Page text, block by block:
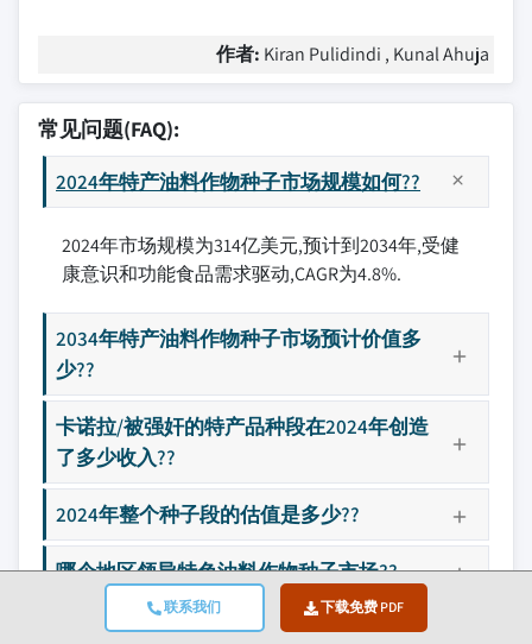
联系我们 下载免费 PDF
作者: Kiran Pulidindi , Kunal Ahuja
常见问题(FAQ):
2024年特产油料作物种子市场规模如何??
2024年市场规模为314亿美元,预计到2034年,受健
康意识和功能食品需求驱动,CAGR为4.8%.
2034年特产油料作物种子市场预计价值多
少??
卡诺拉/被强奸的特产品种段在2024年创造
了多少收入??
2024年整个种子段的估值是多少??
哪个地区领导特色油料作物种子市场??
在特产石油作物种子市场上,哪个地区增长